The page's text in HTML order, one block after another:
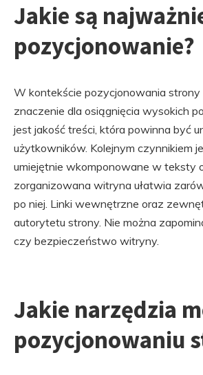
Jakie są
pozycjonowanie?
W kontekście pozycjonowania
znaczenie dla osiągnięcia wysokich
jest jakość treści, która powinna być
użytkowników. Kolejnym czynnikiem
umiejętnie wkomponowane w teksty
zorganizowana witryna ułatwia
po niej. Linki wewnętrzne oraz
autorytetu strony. Nie można
czy bezpieczeństwo witryny.
Jakie narzędzia
pozycjonowaniu